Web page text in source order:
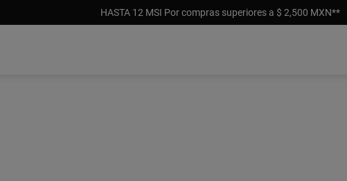
HASTA 12 MSI Por compras superiores a $ 2,500 MXN**